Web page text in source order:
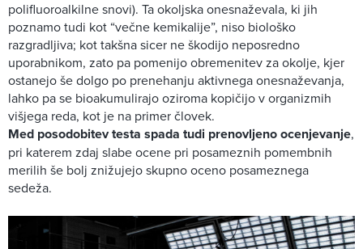
polifluoroalkilne snovi). Ta okoljska onesnaževala, ki jih
poznamo tudi kot “večne kemikalije”, niso biološko
razgradljiva; kot takšna sicer ne škodijo neposredno
uporabnikom, zato pa pomenijo obremenitev za okolje, kjer
ostanejo še dolgo po prenehanju aktivnega onesnaževanja,
lahko pa se bioakumulirajo oziroma kopičijo v organizmih
višjega reda, kot je na primer človek.
Med posodobitev testa spada tudi prenovljeno ocenjevanje,
pri katerem zdaj slabe ocene pri posameznih pomembnih
merilih še bolj znižujejo skupno oceno posameznega
sedeža.